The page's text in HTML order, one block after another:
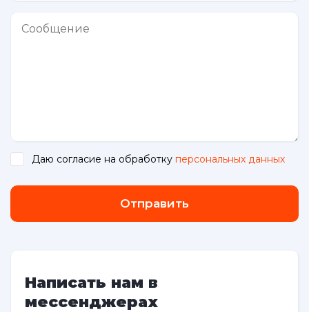
Даю согласие на обработку персональных данных
Отправить
Написать нам в
мессенджерах